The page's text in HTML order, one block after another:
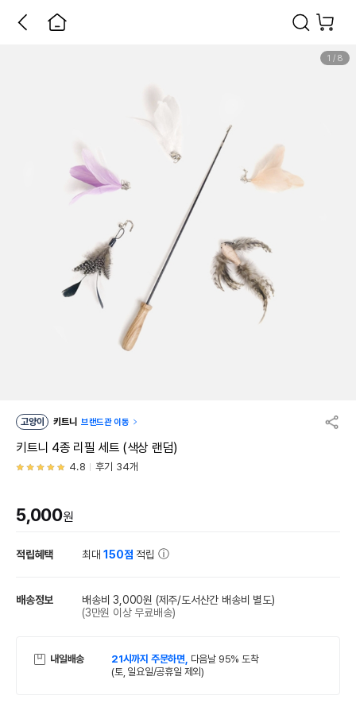
1 / 8
고양이 키트니 브랜드관 이동
키트니 4종 리필 세트 (색상 랜덤)
4.8 후기 34개
5,000원
적립혜택 최대150점 적립
배송정보 배송비 3,000원 (제주/도서산간 배송비 별도)
(3만원 이상 무료배송)
내일배송 21시까지 주문하면, 다음날 95% 도착
(토, 일요일/공휴일 제외)